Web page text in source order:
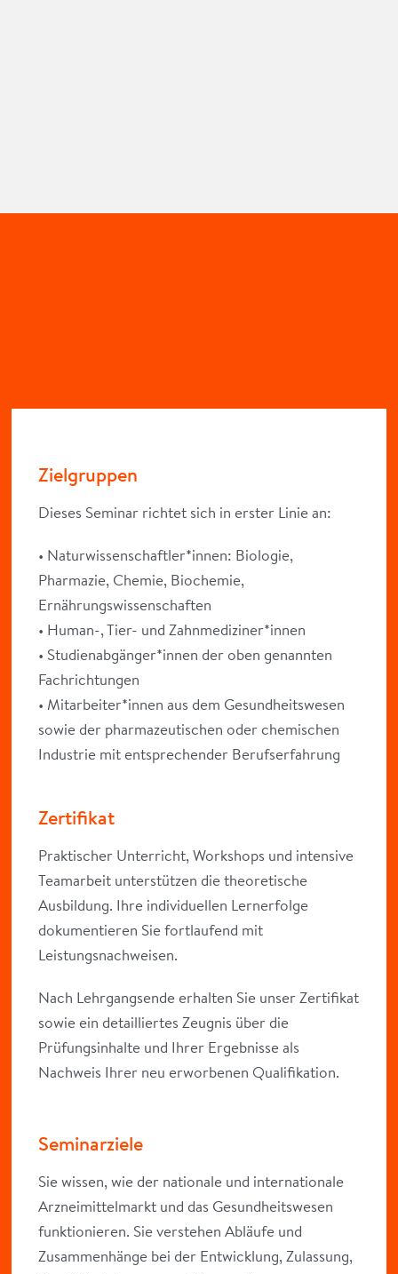
Zielgruppen
Dieses Seminar richtet sich in erster Linie an:
• Naturwissenschaftler*innen: Biologie,
Pharmazie, Chemie, Biochemie,
Ernährungswissenschaften
• Human-, Tier- und Zahnmediziner*innen
• Studienabgänger*innen der oben genannten
Fachrichtungen
• Mitarbeiter*innen aus dem Gesundheitswesen
sowie der pharmazeutischen oder chemischen
Industrie mit entsprechender Berufserfahrung
Zertifikat
Praktischer Unterricht, Workshops und intensive
Teamarbeit unterstützen die theoretische
Ausbildung. Ihre individuellen Lernerfolge
dokumentieren Sie fortlaufend mit
Leistungsnachweisen.
Nach Lehrgangsende erhalten Sie unser Zertifikat
sowie ein detailliertes Zeugnis über die
Prüfungsinhalte und Ihrer Ergebnisse als
Nachweis Ihrer neu erworbenen Qualifikation.
Seminarziele
Sie wissen, wie der nationale und internationale
Arzneimittelmarkt und das Gesundheitswesen
funktionieren. Sie verstehen Abläufe und
Zusammenhänge bei der Entwicklung, Zulassung,